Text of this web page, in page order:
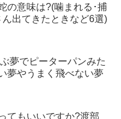
の意味は?(噛まれる･捕
ん出てきたときなど6選)
夢でピーターパンみた
夢やうまく飛べない夢
てもいいですか?渡部